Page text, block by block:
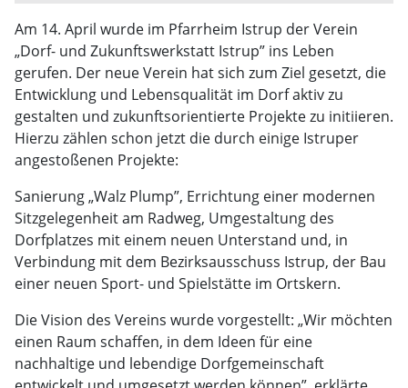
Am 14. April wurde im Pfarrheim Istrup der Verein
„Dorf- und Zukunftswerkstatt Istrup” ins Leben
gerufen. Der neue Verein hat sich zum Ziel gesetzt, die
Entwicklung und Lebensqualität im Dorf aktiv zu
gestalten und zukunftsorientierte Projekte zu initiieren.
Hierzu zählen schon jetzt die durch einige Istruper
angestoßenen Projekte:
Sanierung „Walz Plump”, Errichtung einer modernen
Sitzgelegenheit am Radweg, Umgestaltung des
Dorfplatzes mit einem neuen Unterstand und, in
Verbindung mit dem Bezirksausschuss Istrup, der Bau
einer neuen Sport- und Spielstätte im Ortskern.
Die Vision des Vereins wurde vorgestellt: „Wir möchten
einen Raum schaffen, in dem Ideen für eine
nachhaltige und lebendige Dorfgemeinschaft